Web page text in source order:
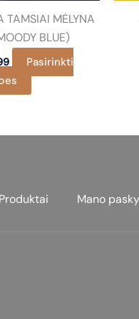
TAMSIAI MĖLYNA
BLUE)
Price
€5.49
through
Pasirinkti
This
product
multiple
Produktai Mano